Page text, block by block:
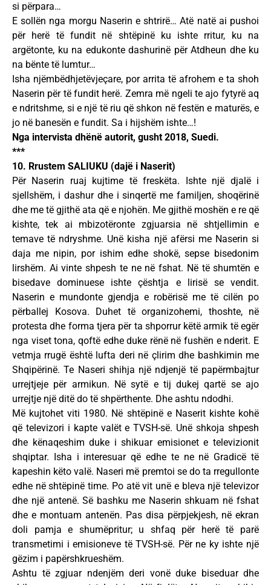
si përpara…
E sollën nga morgu Naserin e shtrirë… Atë natë ai pushoi
për herë të fundit në shtëpinë ku ishte rritur, ku na
argëtonte, ku na edukonte dashurinë për Atdheun dhe ku
na bënte të lumtur…
Isha njëmbëdhjetëvjeçare, por arrita të afrohem e ta shoh
Naserin për të fundit herë. Zemra më ngeli te ajo fytyrë aq
e ndritshme, si e një të riu që shkon në festën e maturës, e
jo në banesën e fundit. Sa i hijshëm ishte…!
Nga intervista dhënë autorit, gusht 2018, Suedi.
***
10. Rrustem SALIUKU (dajë i Naserit)
Për Naserin ruaj kujtime të freskëta. Ishte një djalë i
sjellshëm, i dashur dhe i sinqertë me familjen, shoqërinë
dhe me të gjithë ata që e njohën. Me gjithë moshën e re që
kishte, tek ai mbizotëronte zgjuarsia në shtjellimin e
temave të ndryshme. Unë kisha një afërsi me Naserin si
daja me nipin, por ishim edhe shokë, sepse bisedonim
lirshëm. Ai vinte shpesh te ne në fshat. Në të shumtën e
bisedave dominuese ishte çështja e lirisë se vendit.
Naserin e mundonte gjendja e robërisë me të cilën po
përballej Kosova. Duhet të organizohemi, thoshte, në
protesta dhe forma tjera për ta shporrur këtë armik të egër
nga viset tona, qoftë edhe duke rënë në fushën e nderit. E
vetmja rrugë është lufta deri në çlirim dhe bashkimin me
Shqipërinë. Te Naseri shihja një ndjenjë të papërmbajtur
urrejtjeje për armikun. Në sytë e tij dukej qartë se ajo
urrejtje një ditë do të shpërthente. Dhe ashtu ndodhi.
Më kujtohet viti 1980. Në shtëpinë e Naserit kishte kohë
që televizori i kapte valët e TVSH-së. Unë shkoja shpesh
dhe kënaqeshim duke i shikuar emisionet e televizionit
shqiptar. Isha i interesuar që edhe te ne në Gradicë të
kapeshin këto valë. Naseri më premtoi se do ta rregullonte
edhe në shtëpinë time. Po atë vit unë e bleva një televizor
dhe një antenë. Së bashku me Naserin shkuam në fshat
dhe e montuam antenën. Pas disa përpjekjesh, në ekran
doli pamja e shumëpritur; u shfaq për herë të parë
transmetimi i emisioneve të TVSH-së. Për ne ky ishte një
gëzim i papërshkrueshëm.
Ashtu të zgjuar ndenjëm deri vonë duke biseduar dhe